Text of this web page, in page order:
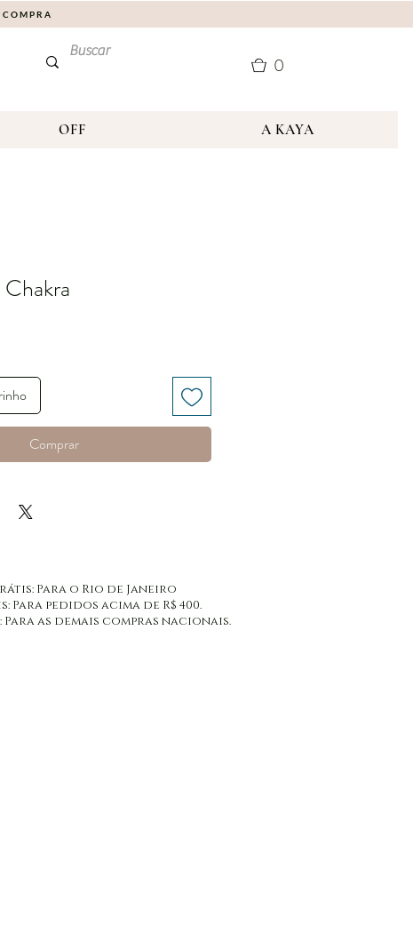
0
OFF A KAYA
Comprar
Para o Rio de Janeiro
Para pedidos acima de R$ 400.
Para as demais compras nacionais.